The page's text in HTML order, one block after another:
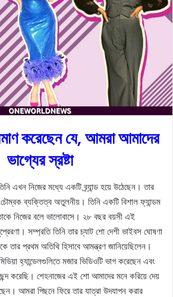
X a
l
করেছেন যে, আমরা আমাদের
ভাগ্যের স্রষ্টা
এখন নিজের মধ্যে একটি ব্র্যান্ড হয়ে উঠেছেন। তার
ব্যক্তিত্ব অতুলনীয়। তিনি একটি বিশাল ফ্যান্ডম
নিজের বলে ভালোবাসে। ২৮ বছর বয়সী এই
সম্প্রতি তিনি তার চ্যাট শো দেশী ভাইবস ঘোষণা
তার প্রথম অতিথি হিসাবে আমন্ত্রণ জানিয়েছিলেন।
হ্যান্ডেলগুলিতে মজার ভিডিওটি ভাগ করেছেন এবং
করেছি। শেহনাজের এই শো আমাদের মনে করিয়ে দেয়
আমরা পিছনে ফিরে তার যাত্রা উদযাপন করার